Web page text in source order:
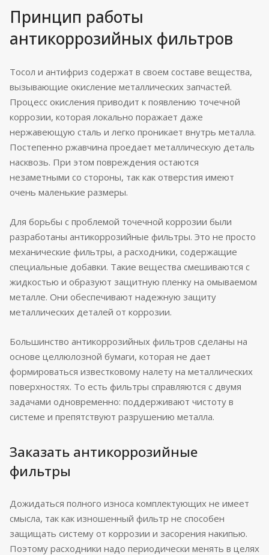
Принцип работы
антикоррозийных фильтров
Тосол и антифриз содержат в своем составе вещества,
вызывающие окисление металлических запчастей.
Процесс окисления приводит к появлению точечной
коррозии, которая локально поражает даже
нержавеющую сталь и легко проникает внутрь металла.
Постепенно ржавчина проедает металлическую деталь
насквозь. При этом повреждения остаются
незаметными со стороны, так как отверстия имеют
очень маленькие размеры.
Для борьбы с проблемой точечной коррозии были
разработаны антикоррозийные фильтры. Это не просто
механические фильтры, а расходники, содержащие
специальные добавки. Такие вещества смешиваются с
жидкостью и образуют защитную пленку на омываемом
металле. Они обеспечивают надежную защиту
металлических деталей от коррозии.
Большинство антикоррозийных фильтров сделаны на
основе целлюлозной бумаги, которая не дает
формироваться известковому налету на металлических
поверхностях. То есть фильтры справляются с двумя
задачами одновременно: поддерживают чистоту в
системе и препятствуют разрушению металла.
Заказать антикоррозийные
фильтры
Дожидаться полного износа комплектующих не имеет
смысла, так как изношенный фильтр не способен
защищать систему от коррозии и засорения накипью.
Поэтому расходники надо периодически менять в целях